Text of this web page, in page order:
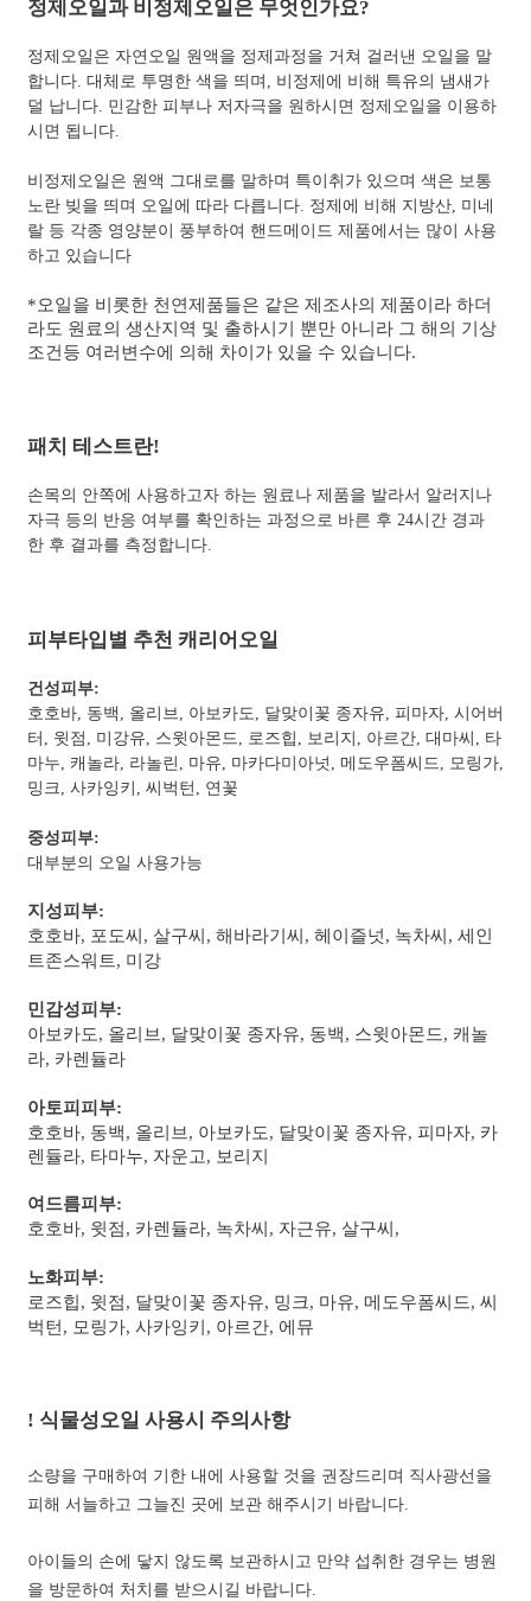
정제오일과 비정제오일은 무엇인가요?
정제오일은 자연오일 원액을 정제과정을 거쳐 걸러낸 오일을 말
합니다. 대체로 투명한 색을 띄며, 비정제에 비해 특유의 냄새가
덜 납니다. 민감한 피부나 저자극을 원하시면 정제오일을 이용하
시면 됩니다.
비정제오일은 원액 그대로를 말하며 특이취가 있으며 색은 보통
노란 빚을 띄며 오일에 따라 다릅니다. 정제에 비해 지방산, 미네
랄 등 각종 영양분이 풍부하여 핸드메이드 제품에서는 많이 사용
하고 있습니다
*오일을 비롯한 천연제품들은 같은 제조사의 제품이라 하더
라도 원료의 생산지역 및 출하시기 뿐만 아니라 그 해의 기상
조건등 여러변수에 의해 차이가 있을 수 있습니다.
패치 테스트란!
손목의 안쪽에 사용하고자 하는 원료나 제품을 발라서 알러지나
자극 등의 반응 여부를 확인하는 과정으로 바른 후 24시간 경과
한 후 결과를 측정합니다.
피부타입별 추천 캐리어오일
건성피부:
호호바, 동백, 올리브, 아보카도, 달맞이꽃 종자유, 피마자, 시어버
터, 윗점, 미강유, 스윗아몬드, 로즈힙, 보리지, 아르간, 대마씨, 타
마누, 캐놀라, 라놀린, 마유, 마카다미아넛, 메도우폼씨드, 모링가,
밍크, 사카잉키, 씨벅턴, 연꽃
중성피부:
대부분의 오일 사용가능
지성피부:
호호바, 포도씨, 살구씨, 해바라기씨, 헤이즐넛, 녹차씨, 세인
트존스워트, 미강
민감성피부:
아보카도, 올리브, 달맞이꽃 종자유, 동백, 스윗아몬드, 캐놀
라, 카렌듈라
아토피피부:
호호바, 동백, 올리브, 아보카도, 달맞이꽃 종자유, 피마자, 카
렌듈라, 타마누, 자운고, 보리지
여드름피부:
호호바, 윗점, 카렌듈라, 녹차씨, 자근유, 살구씨,
노화피부:
로즈힙, 윗점, 달맞이꽃 종자유, 밍크, 마유, 메도우폼씨드, 씨
벅턴, 모링가, 사카잉키, 아르간, 에뮤
! 식물성오일 사용시 주의사항
소량을 구매하여 기한 내에 사용할 것을 권장드리며 직사광선을
피해 서늘하고 그늘진 곳에 보관 해주시기 바랍니다.
아이들의 손에 닿지 않도록 보관하시고 만약 섭취한 경우는 병원
을 방문하여 처치를 받으시길 바랍니다.